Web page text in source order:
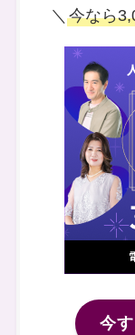
＼ 今なら
今